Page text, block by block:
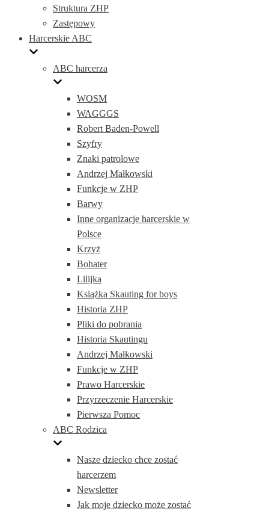
Struktura ZHP
Zastępowy
Harcerskie ABC
ABC harcerza
WOSM
WAGGGS
Robert Baden-Powell
Szyfry
Znaki patrolowe
Andrzej Małkowski
Funkcje w ZHP
Barwy
Inne organizacje harcerskie w
Polsce
Krzyż
Bohater
Lilijka
Książka Skauting for boys
Historia ZHP
Pliki do pobrania
Historia Skautingu
Andrzej Małkowski
Funkcje w ZHP
Prawo Harcerskie
Przyrzeczenie Harcerskie
Pierwsza Pomoc
ABC Rodzica
Nasze dziecko chce zostać
harcerzem
Newsletter
Jak moje dziecko może zostać